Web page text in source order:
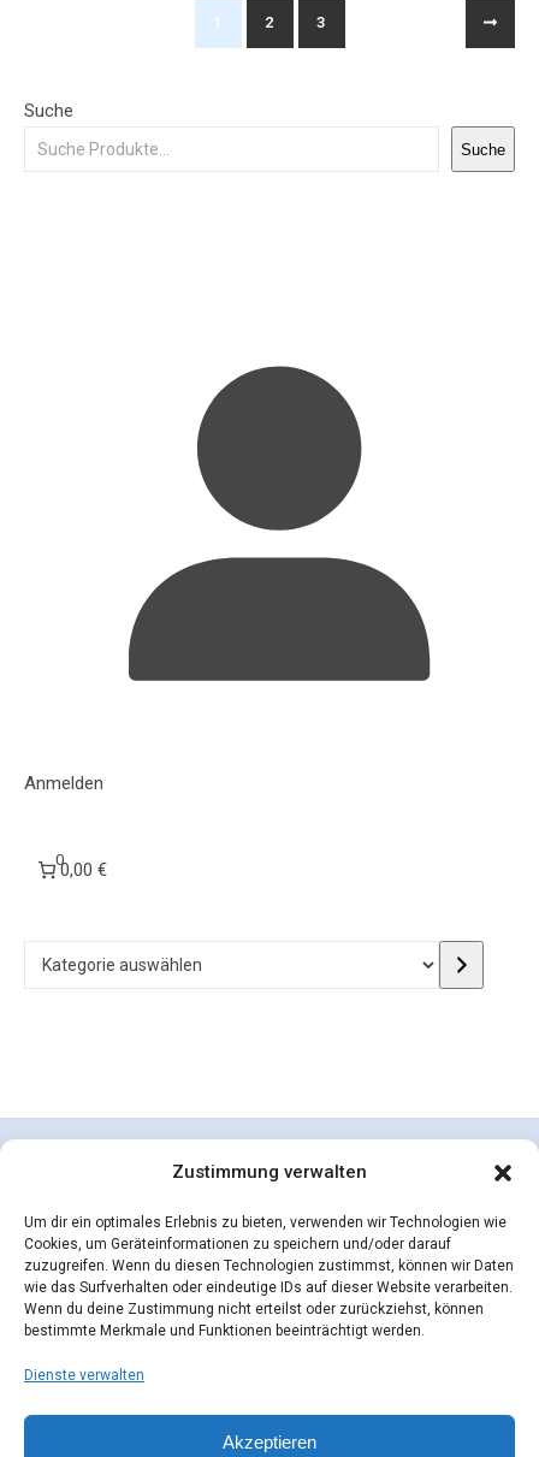
Zustimmung verwalten
Um dir ein optimales Erlebnis zu bieten, verwenden wir Technologien wie
Cookies, um Geräteinformationen zu speichern und/oder darauf
zuzugreifen. Wenn du diesen Technologien zustimmst, können wir Daten
wie das Surfverhalten oder eindeutige IDs auf dieser Website verarbeiten.
Wenn du deine Zustimmung nicht erteilst oder zurückziehst, können
bestimmte Merkmale und Funktionen beeinträchtigt werden.
Dienste verwalten
Akzeptieren
1 2 3
Suche
Suche
Anmelden
00,00 €
Kategorie auswählen
Datenschutzerklärung Zahlungsarten Versandarten
AGB Impressum